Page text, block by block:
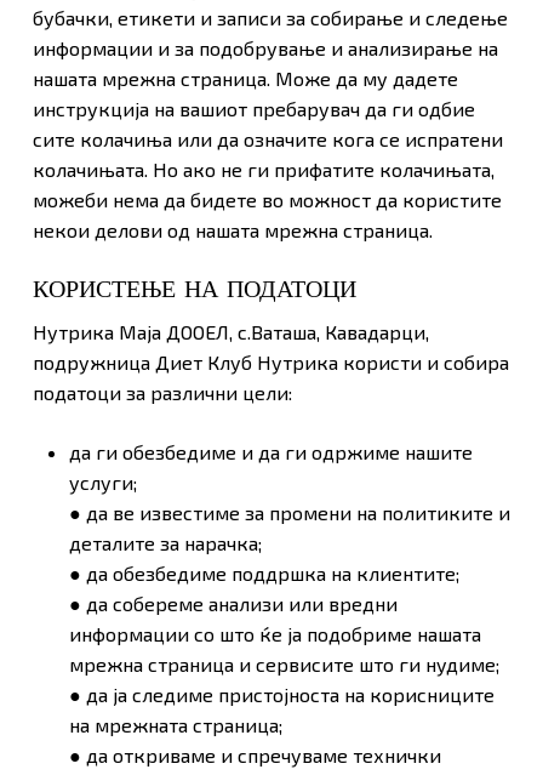
бубачки, етикети и записи за собирање и следење
информации и за подобрување и анализирање на
нашата мрежна страница. Може да му дадете
инструкција на вашиот пребарувач да ги одбие
сите колачиња или да означите кога се испратени
колачињата. Но ако не ги прифатите колачињата,
можеби нема да бидете во можност да користите
некои делови од нашата мрежна страница.
КОРИСТЕЊЕ НА ПОДАТОЦИ
Нутрика Маја ДООЕЛ, с.Ваташа, Кавадарци,
подружница Диет Клуб Нутрика користи и собира
податоци за различни цели:
да ги обезбедиме и да ги одржиме нашите
услуги;
● да ве известиме за промени на политиките и
деталите за нарачка;
● да обезбедиме поддршка на клиентите;
● да собереме анализи или вредни
информации со што ќе ја подобриме нашата
мрежна страница и сервисите што ги нудиме;
● да ја следиме пристојноста на корисниците
на мрежната страница;
● да откриваме и спречуваме технички